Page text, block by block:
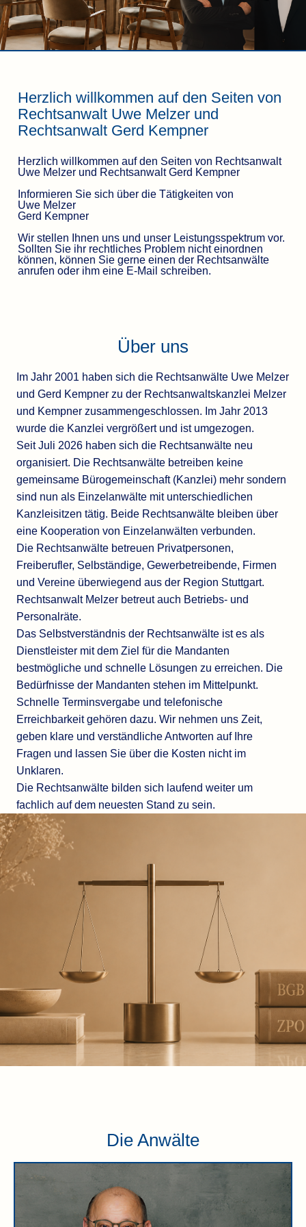
Herzlich willkommen auf den Seiten von
Rechtsanwalt Uwe Melzer und
Rechtsanwalt Gerd Kempner
Herzlich willkommen auf den Seiten von Rechtsanwalt
Uwe Melzer und Rechtsanwalt Gerd Kempner
Informieren Sie sich über die Tätigkeiten von
Uwe Melzer
Gerd Kempner
Wir stellen Ihnen uns und unser Leistungsspektrum vor.
Sollten Sie ihr rechtliches Problem nicht einordnen
können, können Sie gerne einen der Rechtsanwälte
anrufen oder ihm eine E-Mail schreiben.
Über uns
Im Jahr 2001 haben sich die Rechtsanwälte Uwe Melzer
und Gerd Kempner zu der Rechtsanwaltskanzlei Melzer
und Kempner zusammengeschlossen. Im Jahr 2013
wurde die Kanzlei vergrößert und ist umgezogen.
Seit Juli 2026 haben sich die Rechtsanwälte neu
organisiert. Die Rechtsanwälte betreiben keine
gemeinsame Bürogemeinschaft (Kanzlei) mehr sondern
sind nun als Einzelanwälte mit unterschiedlichen
Kanzleisitzen tätig. Beide Rechtsanwälte bleiben über
eine Kooperation von Einzelanwälten verbunden.
Die Rechtsanwälte betreuen Privatpersonen,
Freiberufler, Selbständige, Gewerbetreibende, Firmen
und Vereine überwiegend aus der Region Stuttgart.
Rechtsanwalt Melzer betreut auch Betriebs- und
Personalräte.
Das Selbstverständnis der Rechtsanwälte ist es als
Dienstleister mit dem Ziel für die Mandanten
bestmögliche und schnelle Lösungen zu erreichen. Die
Bedürfnisse der Mandanten stehen im Mittelpunkt.
Schnelle Terminsvergabe und telefonische
Erreichbarkeit gehören dazu. Wir nehmen uns Zeit,
geben klare und verständliche Antworten auf Ihre
Fragen und lassen Sie über die Kosten nicht im
Unklaren.
Die Rechtsanwälte bilden sich laufend weiter um
fachlich auf dem neuesten Stand zu sein.
Die Anwälte